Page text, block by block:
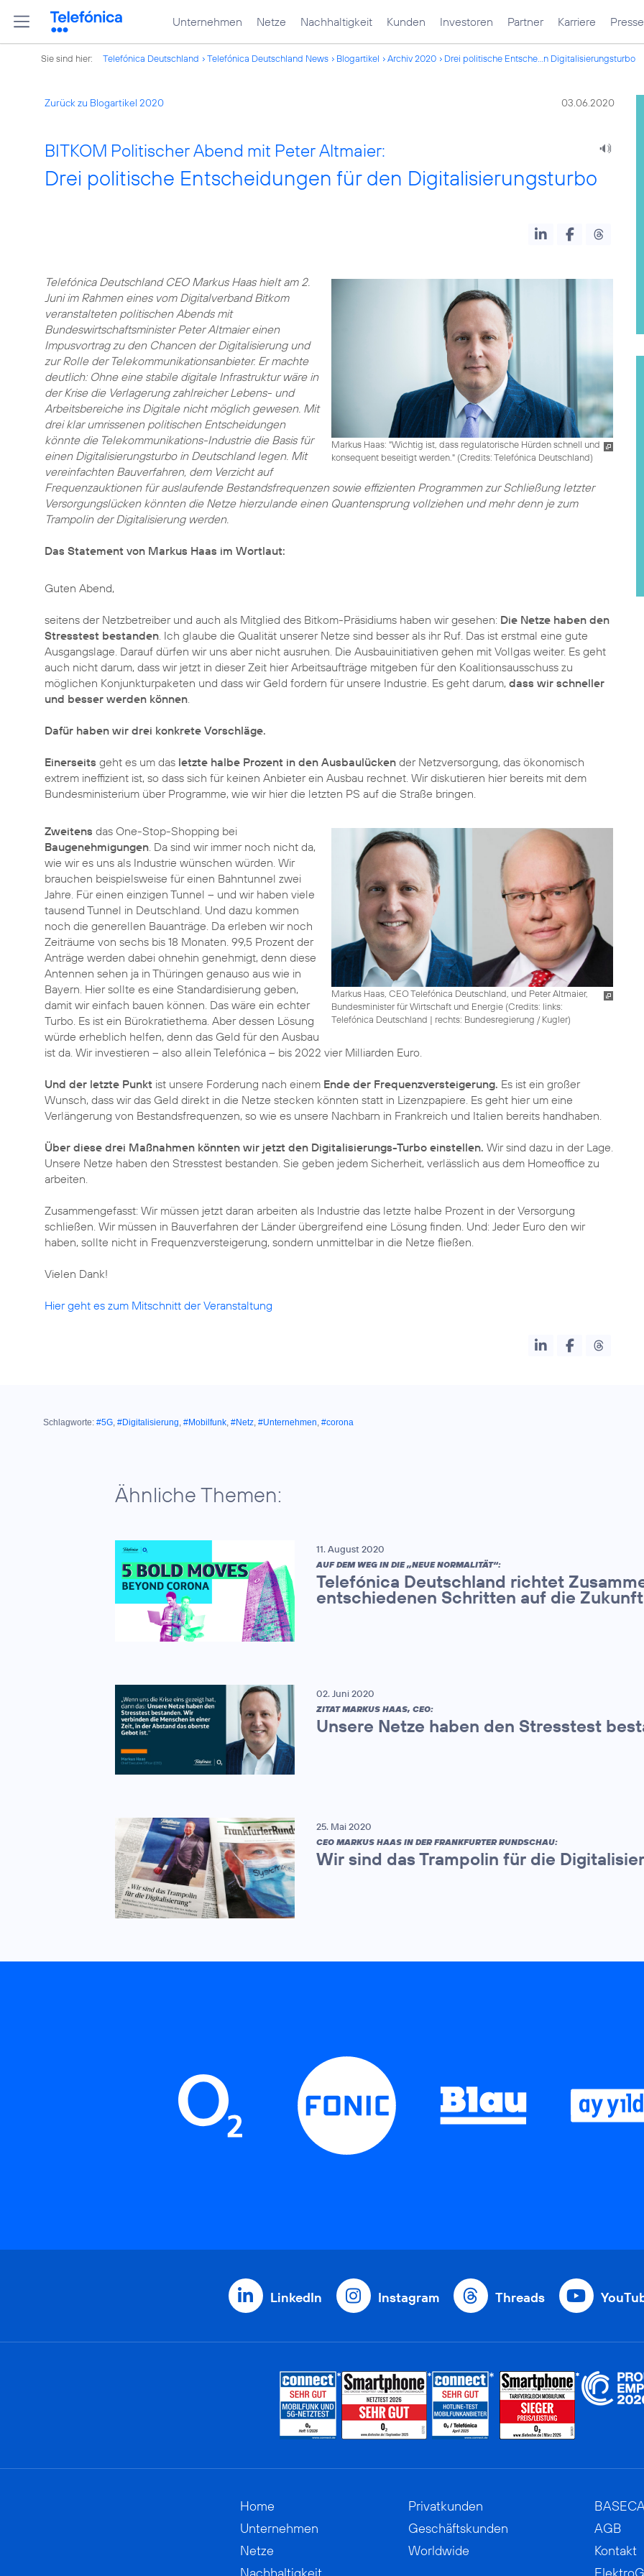
Unternehmen Netze Nachhaltigkeit Kunden Investoren Partner Karriere Presse
Sie sind hier: Telefónica Deutschland Telefónica Deutschland News Blogartikel Archiv 2020 Drei politische Entsche...n Digitalisierungsturbo
Zurück zu Blogartikel 2020 03.06.2020
BITKOM Politischer Abend mit Peter Altmaier:
Drei politische Entscheidungen für den Digitalisierungsturbo
Markus Haas: "Wichtig ist, dass regulatorische Hürden schnell und
konsequent beseitigt werden." (Credits: Telefónica Deutschland)
Telefónica Deutschland CEO Markus Haas hielt am 2.
Juni im Rahmen eines vom Digitalverband Bitkom
veranstalteten politischen Abends mit
Bundeswirtschaftsminister Peter Altmaier einen
Impusvortrag zu den Chancen der Digitalisierung und
zur Rolle der Telekommunikationsanbieter. Er machte
deutlich: Ohne eine stabile digitale Infrastruktur wäre in
der Krise die Verlagerung zahlreicher Lebens- und
Arbeitsbereiche ins Digitale nicht möglich gewesen. Mit
drei klar umrissenen politischen Entscheidungen
könnte die Telekommunikations-Industrie die Basis für
einen Digitalisierungsturbo in Deutschland legen. Mit
vereinfachten Bauverfahren, dem Verzicht auf
Frequenzauktionen für auslaufende Bestandsfrequenzen sowie effizienten Programmen zur Schließung letzter
Versorgungslücken könnten die Netze hierzulande einen Quantensprung vollziehen und mehr denn je zum
Trampolin der Digitalisierung werden.
Das Statement von Markus Haas im Wortlaut:
Guten Abend,
seitens der Netzbetreiber und auch als Mitglied des Bitkom-Präsidiums haben wir gesehen: Die Netze haben den
Stresstest bestanden. Ich glaube die Qualität unserer Netze sind besser als ihr Ruf. Das ist erstmal eine gute
Ausgangslage. Darauf dürfen wir uns aber nicht ausruhen. Die Ausbauinitiativen gehen mit Vollgas weiter. Es geht
auch nicht darum, dass wir jetzt in dieser Zeit hier Arbeitsaufträge mitgeben für den Koalitionsausschuss zu
möglichen Konjunkturpaketen und dass wir Geld fordern für unsere Industrie. Es geht darum, dass wir schneller
und besser werden können.
Dafür haben wir drei konkrete Vorschläge.
Einerseits geht es um das letzte halbe Prozent in den Ausbaulücken der Netzversorgung, das ökonomisch
extrem ineffizient ist, so dass sich für keinen Anbieter ein Ausbau rechnet. Wir diskutieren hier bereits mit dem
Markus Haas, CEO Telefónica Deutschland, und Peter Altmaier,
Bundesminister für Wirtschaft und Energie (Credits: links:
Telefónica Deutschland | rechts: Bundesregierung / Kugler)
Zweitens das One-Stop-Shopping bei
Baugenehmigungen. Da sind wir immer noch nicht da,
wie wir es uns als Industrie wünschen würden. Wir
brauchen beispielsweise für einen Bahntunnel zwei
Jahre. Für einen einzigen Tunnel – und wir haben viele
tausend Tunnel in Deutschland. Und dazu kommen
noch die generellen Bauanträge. Da erleben wir noch
Zeiträume von sechs bis 18 Monaten. 99,5 Prozent der
Anträge werden dabei ohnehin genehmigt, denn diese
Antennen sehen ja in Thüringen genauso aus wie in
Bayern. Hier sollte es eine Standardisierung geben,
damit wir einfach bauen können. Das wäre ein echter
Turbo. Es ist ein Bürokratiethema. Aber dessen Lösung
würde erheblich helfen, denn das Geld für den Ausbau
ist da. Wir investieren – also allein Telefónica – bis 2022 vier Milliarden Euro.
Und der letzte Punkt ist unsere Forderung nach einem Ende der Frequenzversteigerung. Es ist ein großer
Wunsch, dass wir das Geld direkt in die Netze stecken könnten statt in Lizenzpapiere. Es geht hier um eine
Verlängerung von Bestandsfrequenzen, so wie es unsere Nachbarn in Frankreich und Italien bereits handhaben.
Über diese drei Maßnahmen könnten wir jetzt den Digitalisierungs-Turbo einstellen. Wir sind dazu in der Lage.
Unsere Netze haben den Stresstest bestanden. Sie geben jedem Sicherheit, verlässlich aus dem Homeoffice zu
arbeiten.
Zusammengefasst: Wir müssen jetzt daran arbeiten als Industrie das letzte halbe Prozent in der Versorgung
schließen. Wir müssen in Bauverfahren der Länder übergreifend eine Lösung finden. Und: Jeder Euro den wir
haben, sollte nicht in Frequenzversteigerung, sondern unmittelbar in die Netze fließen.
Vielen Dank!
Hier geht es zum Mitschnitt der Veranstaltung
Schlagworte: #5G, #Digitalisierung, #Mobilfunk, #Netz, #Unternehmen, #corona
Ähnliche Themen:
11. August 2020
AUF DEM WEG IN DIE „NEUE NORMALITÄT“:
Telefónica Deutschland richtet
entschiedenen Schritten auf die
02. Juni 2020
ZITAT MARKUS HAAS, CEO:
Unsere Netze haben den Stresstest
25. Mai 2020
CEO MARKUS HAAS IN DER FRANKFURTER RUNDSCHAU:
Wir sind das Trampolin für die
LinkedIn Instagram Threads
Home
Unternehmen
Netze
Privatkunden
Geschäftskunden
Worldwide
AGB
Kontakt